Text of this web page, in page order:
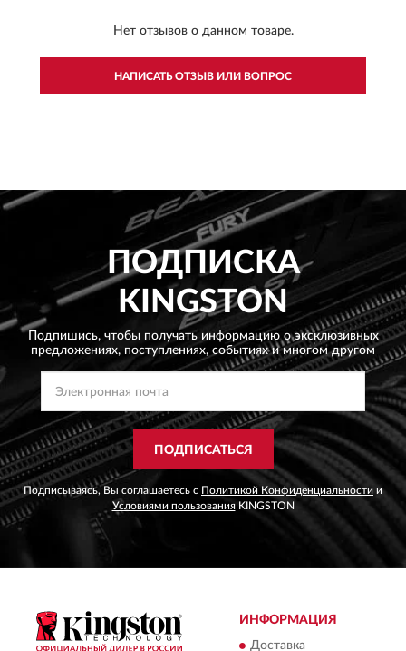
Нет отзывов о данном товаре.
НАПИСАТЬ ОТЗЫВ ИЛИ ВОПРОС
ПОДПИСКА
KINGSTON
Подпишись, чтобы получать информацию о эксклюзивных
предложениях, поступлениях, событиях и многом другом
ПОДПИСАТЬСЯ
Подписываясь, Вы соглашаетесь с Политикой Конфиденциальности и
Условиями пользованияKINGSTON
ИНФОРМАЦИЯ
Доставка